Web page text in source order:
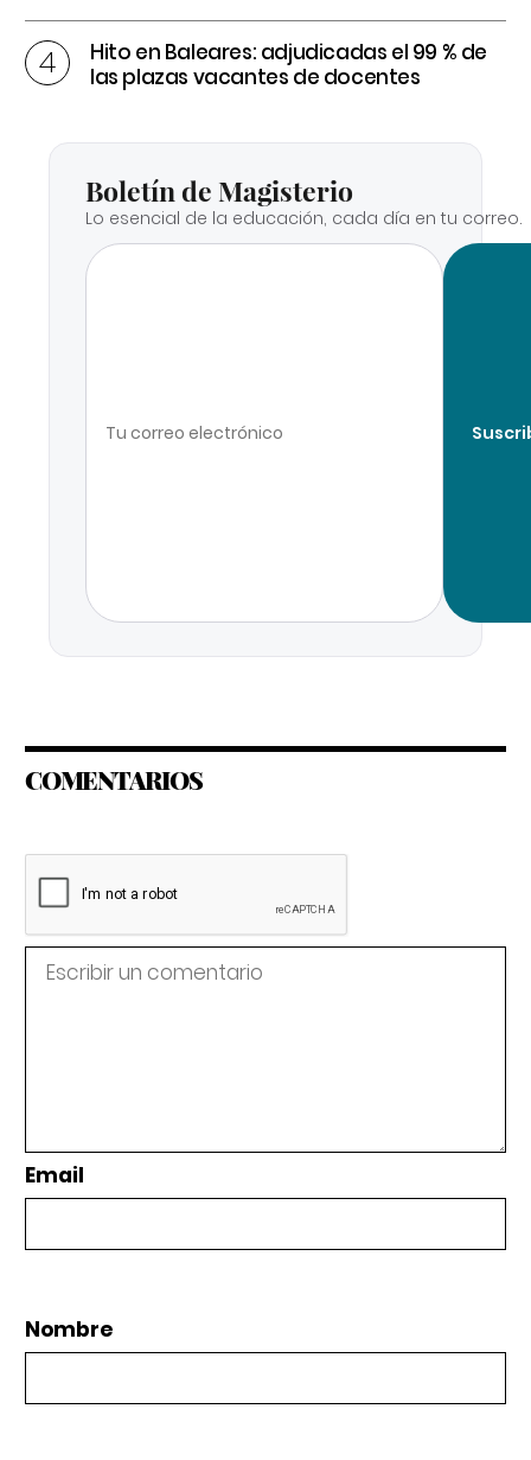
Hito en Baleares: adjudicadas el 99 % de
las plazas vacantes de docentes
Boletín de Magisterio
Lo esencial de la educación, cada día en tu correo.
COMENTARIOS
Email
Nombre